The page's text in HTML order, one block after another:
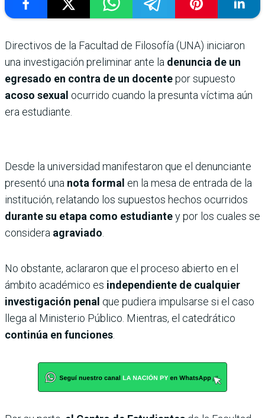
Directivos de la Facultad de Filosofía (UNA) iniciaron
una investigación preliminar ante la denuncia de un
egresado en contra de un docentepor supuesto
acoso sexual ocurrido cuando la presunta víctima aún
era estudiante.
Desde la universidad manifestaron que el denunciante
presentó una nota formal en la mesa de entrada de la
institución, relatando los supuestos hechos ocurridos
durante su etapa como estudiantey por los cuales se
considera agraviado
No obstante, aclararon que el proceso abierto en el
ámbito académico es independiente de cualquier
investigación penal que pudiera impulsarse si el caso
llega al Ministerio Público. Mientras, el catedrático
continúa en funciones